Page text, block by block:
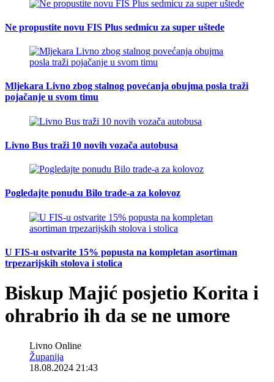
Ne propustite novu FIS Plus sedmicu za super uštede
Mljekara Livno zbog stalnog povećanja obujma posla traži
pojačanje u svom timu
Livno Bus traži 10 novih vozača autobusa
Pogledajte ponudu Bilo trade-a za kolovoz
U FIS-u ostvarite 15% popusta na kompletan asortiman
trpezarijskih stolova i stolica
Biskup Majić posjetio Korita i
ohrabrio ih da se ne umore
Livno Online
Županija
18.08.2024 21:43